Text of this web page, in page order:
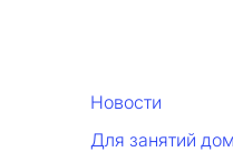
Новости
Для занятий